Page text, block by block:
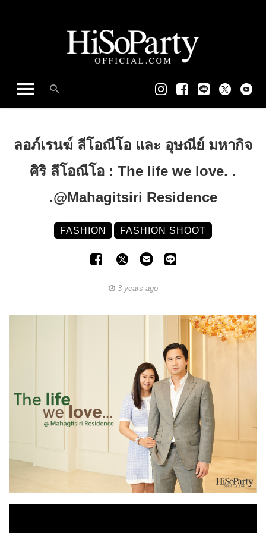
ลอภ์เรนฆ์ ลีโอณีโอ และ อุษณีย์ มหากิจ
ศิริ ลีโอณีโอ : The life we love. .
.@Mahagitsiri Residence
FASHION FASHION SHOOT
3 years ago